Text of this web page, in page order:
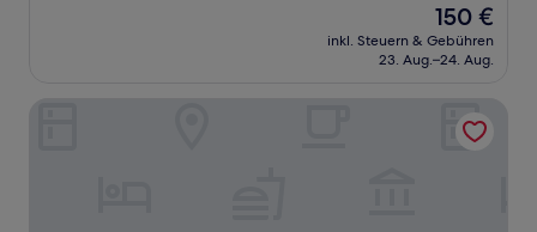
Bewertungen)
Der
Preis
beträgt
150 €
inkl. Steuern & Gebühren
23. Aug.–24. Aug.